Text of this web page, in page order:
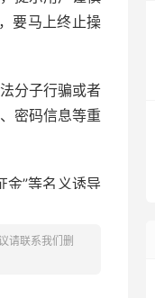
要马上终止操
分子行骗或者
密码信息等重
金”等名义诱导
请联系我们删